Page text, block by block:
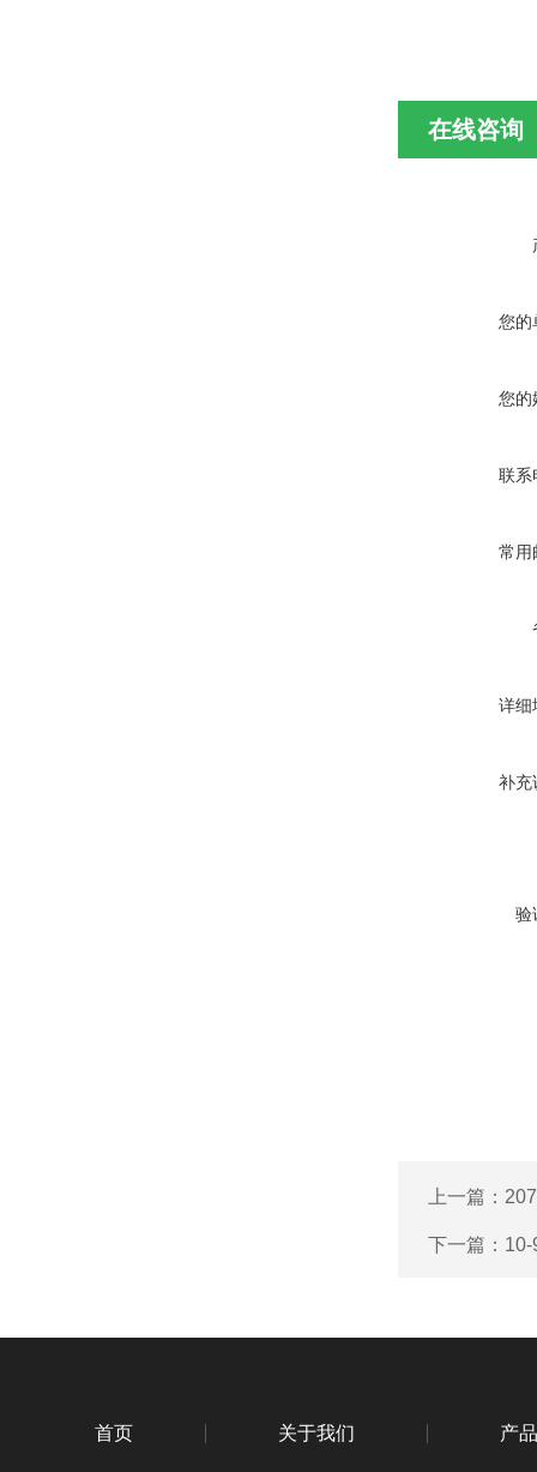
在线咨询
您的
您的
联系
常用
详细
补充
验
上一篇：
下一篇：
首页 关于我们 产